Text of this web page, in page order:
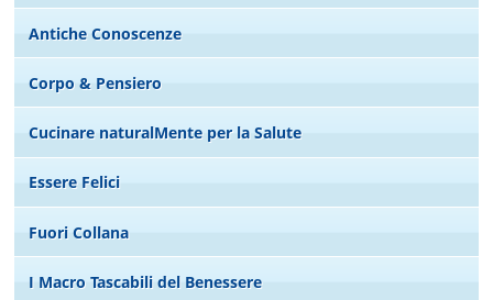
Antiche Conoscenze
Corpo & Pensiero
Cucinare naturalMente per la Salute
Essere Felici
Fuori Collana
I Macro Tascabili del Benessere